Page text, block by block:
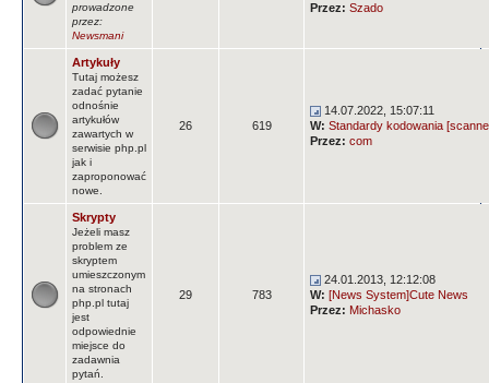
prowadzone
przez:
Newsmani
Przez: Szado
Artykuły
Tutaj możesz
zadać pytanie
odnośnie
artykułów
zawartych w
serwisie php.pl
jak i
zaproponować
nowe.
26 619
14.07.2022, 15:07:11
W: Standardy kodowania
Przez: com
Skrypty
Jeżeli masz
problem ze
skryptem
umieszczonym
na stronach
php.pl tutaj
jest
odpowiednie
miejsce do
zadawnia
pytań.
29 783
24.01.2013, 12:12:08
W: [News System]Cute News
Przez: Michasko